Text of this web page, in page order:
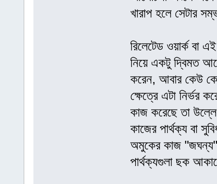
খারাপ হলে সেটার
রিলেটেড ওয়ার্ক বা
নিয়ে একটু দ্বিমত
করেন, আবার কেউ
ক্ষেত্রে এটা নির্ভর
কাজ করেছে তা
কাজের পার্থক্য বা
অমুকের কাজ "জঘন্য"
পার্থক্যগুলা ছক